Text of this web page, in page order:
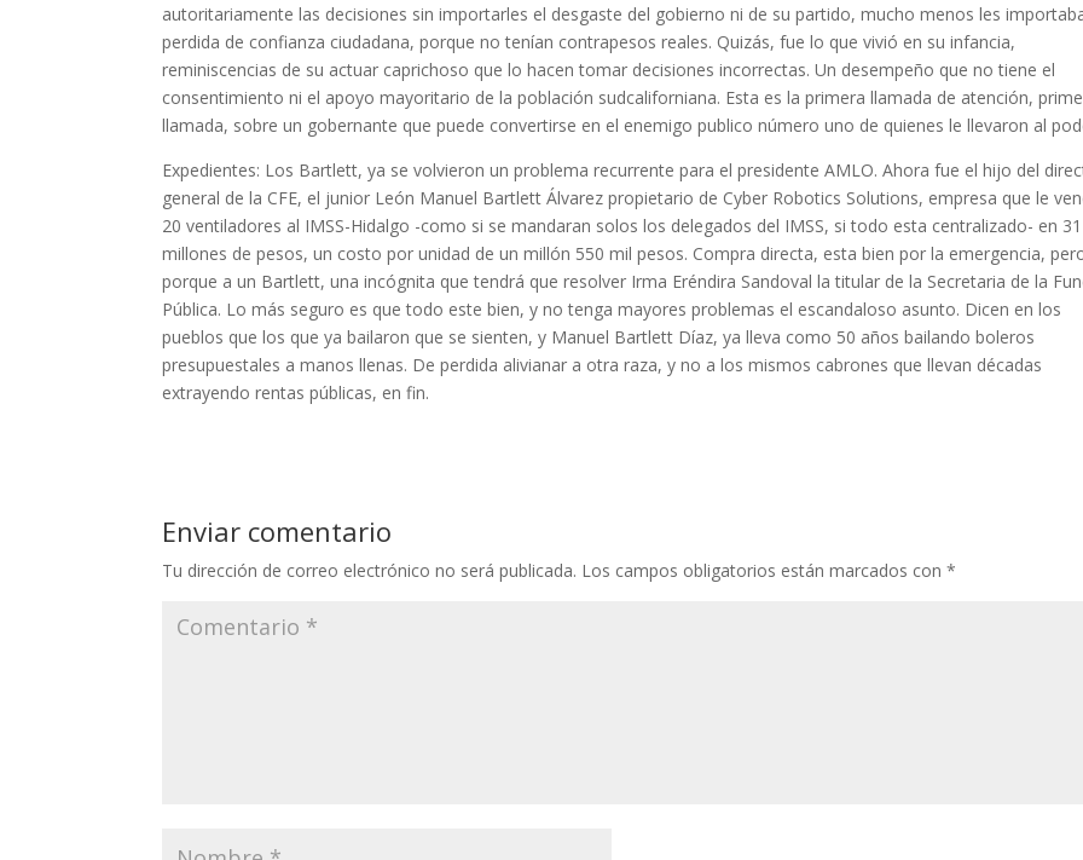
autoritariamente las decisiones sin importarles el desgaste del gobierno ni de su partido, mucho menos les
perdida de confianza ciudadana, porque no tenían contrapesos reales. Quizás, fue lo que vivió en su infancia,
reminiscencias de su actuar caprichoso que lo hacen tomar decisiones incorrectas. Un desempeño que no tiene el
consentimiento ni el apoyo mayoritario de la población sudcaliforniana. Esta es la primera llamada de atención,
llamada, sobre un gobernante que puede convertirse en el enemigo publico número uno de quienes le llevaron al
Expedientes: Los Bartlett, ya se volvieron un problema recurrente para el presidente AMLO. Ahora fue el hijo del
general de la CFE, el junior León Manuel Bartlett Álvarez propietario de Cyber Robotics Solutions, empresa que le
20 ventiladores al IMSS-Hidalgo -como si se mandaran solos los delegados del IMSS, si todo esta centralizado- en 31
millones de pesos, un costo por unidad de un millón 550 mil pesos. Compra directa, esta bien por la emergencia,
porque a un Bartlett, una incógnita que tendrá que resolver Irma Eréndira Sandoval la titular de la Secretaria de la
Pública. Lo más seguro es que todo este bien, y no tenga mayores problemas el escandaloso asunto. Dicen en los
pueblos que los que ya bailaron que se sienten, y Manuel Bartlett Díaz, ya lleva como 50 años bailando boleros
presupuestales a manos llenas. De perdida alivianar a otra raza, y no a los mismos cabrones que llevan décadas
extrayendo rentas públicas, en fin.
Enviar comentario
Tu dirección de correo electrónico no será publicada. Los campos obligatorios están marcados con*